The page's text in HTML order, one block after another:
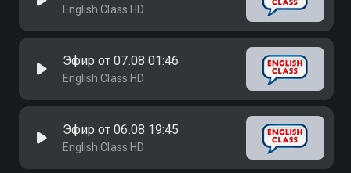
English Class HD
Эфир от 07.08 01:46
English Class HD
Эфир от 06.08 19:45
English Class HD